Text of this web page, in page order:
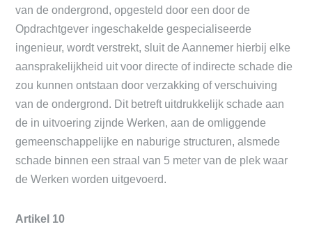
van de ondergrond, opgesteld door een door de
Opdrachtgever ingeschakelde gespecialiseerde
ingenieur, wordt verstrekt, sluit de Aannemer hierbij elke
aansprakelijkheid uit voor directe of indirecte schade die
zou kunnen ontstaan door verzakking of verschuiving
van de ondergrond. Dit betreft uitdrukkelijk schade aan
de in uitvoering zijnde Werken, aan de omliggende
gemeenschappelijke en naburige structuren, alsmede
schade binnen een straal van 5 meter van de plek waar
de Werken worden uitgevoerd.
Artikel 10